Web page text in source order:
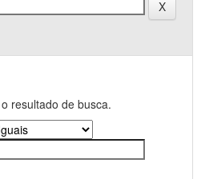
resultado de busca.